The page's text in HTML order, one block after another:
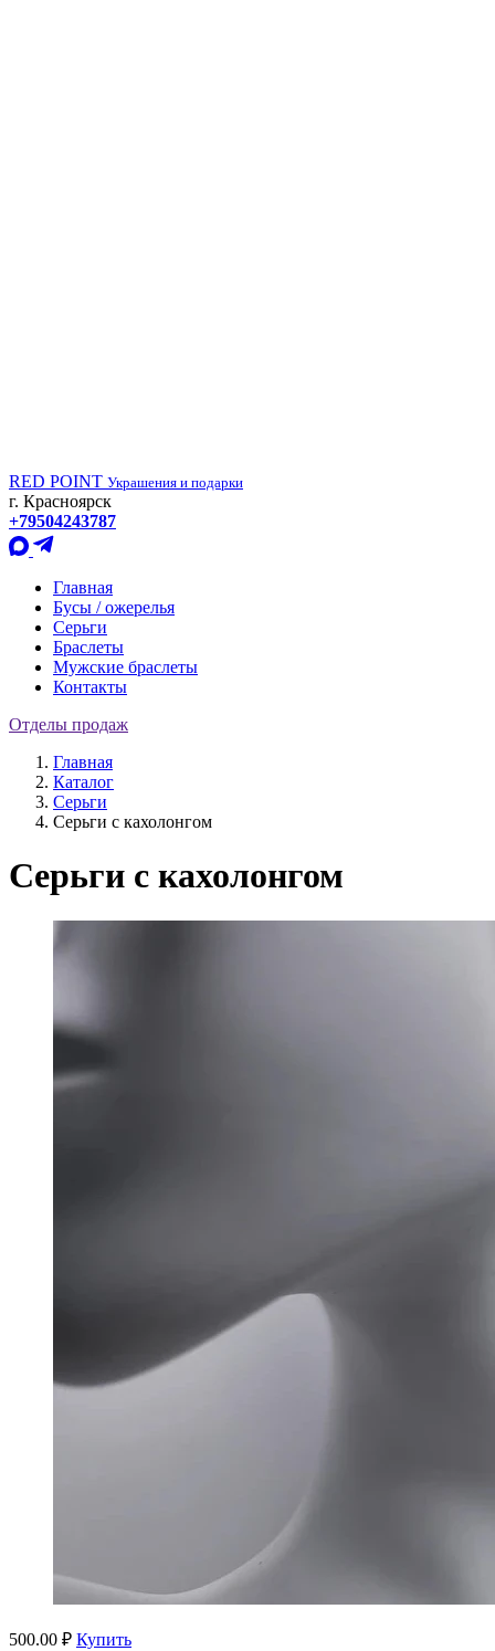
RED POINT Украшения и подарки
г. Красноярск
+79504243787
Главная
Бусы / ожерелья
Серьги
Браслеты
Мужские браслеты
Контакты
Отделы продаж
Главная
Каталог
Серьги
Серьги с кахолонгом
Серьги с кахолонгом
500.00 ₽ Купить